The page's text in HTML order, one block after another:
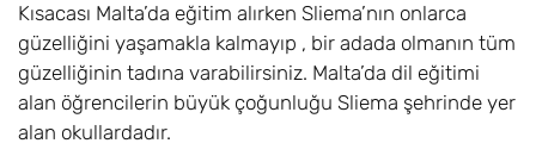
Kısacası Malta’da eğitim alırken Sliema’nın onlarca
güzelliğini yaşamakla kalmayıp , bir adada olmanın tüm
güzelliğinin tadına varabilirsiniz. Malta’da dil eğitimi
alan öğrencilerin büyük çoğunluğu Sliema şehrinde yer
alan okullardadır.